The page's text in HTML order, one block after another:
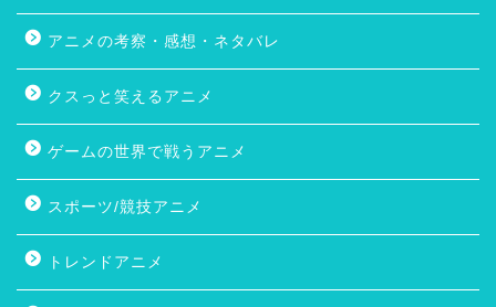
アニメの考察・感想・ネタバレ
クスっと笑えるアニメ
ゲームの世界で戦うアニメ
スポーツ/競技アニメ
トレンドアニメ